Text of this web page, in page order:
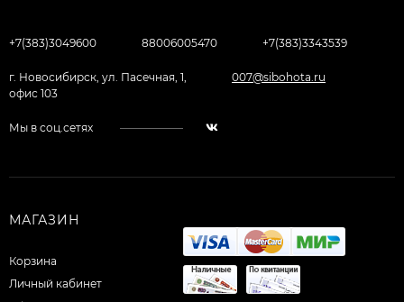
+7(383)3049600 88006005470 +7(383)3343539
г. Новосибирск, ул. Пасечная, 1,
офис 103
007@sibohota.ru
Мы в соц.сетях
МАГАЗИН
Корзина
Личный кабинет